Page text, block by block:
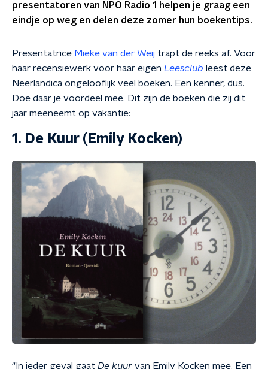
presentatoren van NPO Radio 1 helpen je graag een
eindje op weg en delen deze zomer hun boekentips.
Presentatrice Mieke van der Weij trapt de reeks af. Voor
haar recensiewerk voor haar eigen Leesclub leest deze
Neerlandica ongelooflijk veel boeken. Een kenner, dus.
Doe daar je voordeel mee. Dit zijn de boeken die zij dit
jaar meeneemt op vakantie:
1. De Kuur (Emily Kocken)
“In ieder geval gaat De kuur van Emily Kocken mee. Een